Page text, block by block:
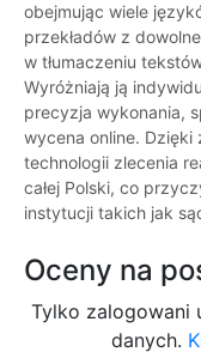
obejmując wiele
przekładów z
w tłumaczeniu
Wyróżniają ją
precyzja wykonania,
wycena online. Dzięki
technologii zlecenia
całej Polski, co
instytucji takich jak
Oceny na
Tylko zalogowani
danych.